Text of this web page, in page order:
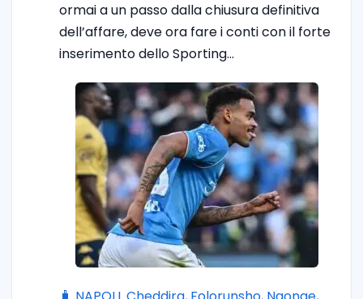
ormai a un passo dalla chiusura definitiva
dell’affare, deve ora fare i conti con il forte
inserimento dello Sporting…